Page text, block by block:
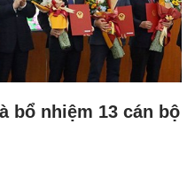
bổ nhiệm 13 cán bộ